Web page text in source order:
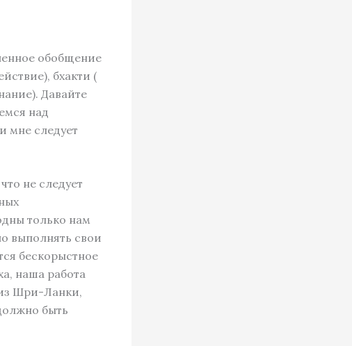
обобщение
бхакти (
Давайте
над
мне следует
не следует
только нам
выполнять свои
бескорыстное
наша работа
Шри-Ланки,
быть